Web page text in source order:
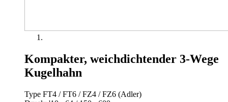
Kompakter, weichdichtender 3-Wege
Kugelhahn
Type FT4 / FT6 / FZ4 / FZ6 (Adler)